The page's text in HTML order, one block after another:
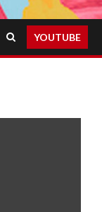
YOUTUBE